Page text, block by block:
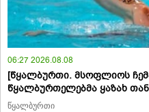
06:27 2026.08.08
[წყალბურთი. მსოფლიოს
წყალბურთელებმა ყაზახ
წყალბურთი